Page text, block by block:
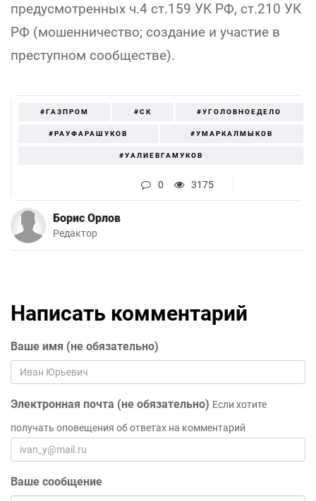
предусмотренных ч.4 ст.159 УК РФ, ст.210 УК
РФ (мошенничество; создание и участие в
преступном сообществе).
#ГАЗПРОМ #СК #УГОЛОВНОЕДЕЛО
#РАУФАРАШУКОВ #УМАРКАЛМЫКОВ
#УАЛИЕВГАМУКОВ
0 3175
Борис Орлов
Редактор
Написать комментарий
Ваше имя (не обязательно)
Электронная почта (не обязательно) Если хотите
получать оповещения об ответах на комментарий
Ваше сообщение